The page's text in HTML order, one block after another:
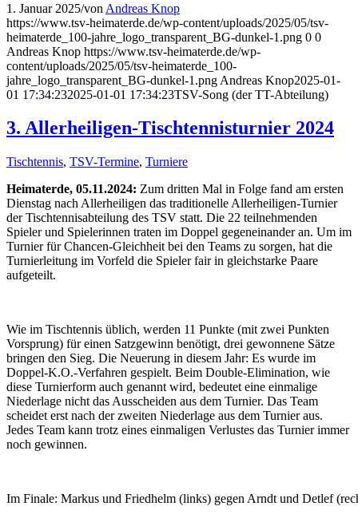
1. Januar 2025/von Andreas Knop
https://www.tsv-heimaterde.de/wp-content/uploads/2025/05/tsv-
heimaterde_100-jahre_logo_transparent_BG-dunkel-1.png 0 0
Andreas Knop https://www.tsv-heimaterde.de/wp-
content/uploads/2025/05/tsv-heimaterde_100-
jahre_logo_transparent_BG-dunkel-1.png Andreas Knop2025-01-
01 17:34:232025-01-01 17:34:23TSV-Song (der TT-Abteilung)
3. Allerheiligen-Tischtennisturnier 2024
Tischtennis, TSV-Termine, Turniere
Heimaterde, 05.11.2024: Zum dritten Mal in Folge fand am ersten
Dienstag nach Allerheiligen das traditionelle Allerheiligen-Turnier
der Tischtennisabteilung des TSV statt. Die 22 teilnehmenden
Spieler und Spielerinnen traten im Doppel gegeneinander an. Um im
Turnier für Chancen-Gleichheit bei den Teams zu sorgen, hat die
Turnierleitung im Vorfeld die Spieler fair in gleichstarke Paare
aufgeteilt.
Wie im Tischtennis üblich, werden 11 Punkte (mit zwei Punkten
Vorsprung) für einen Satzgewinn benötigt, drei gewonnene Sätze
bringen den Sieg. Die Neuerung in diesem Jahr: Es wurde im
Doppel-K.O.-Verfahren gespielt. Beim Double-Elimination, wie
diese Turnierform auch genannt wird, bedeutet eine einmalige
Niederlage nicht das Ausscheiden aus dem Turnier. Das Team
scheidet erst nach der zweiten Niederlage aus dem Turnier aus.
Jedes Team kann trotz eines einmaligen Verlustes das Turnier immer
noch gewinnen.
Im Finale: Markus und Friedhelm (links) gegen Arndt und Detlef